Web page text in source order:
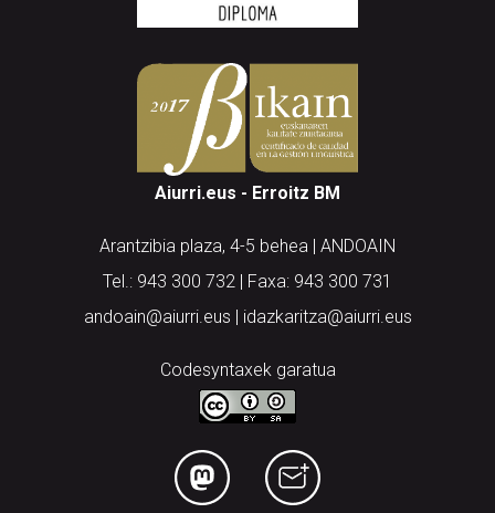
Aiurri.eus - Erroitz BM
Arantzibia plaza, 4-5 behea | ANDOAIN
Tel.: 943 300 732 | Faxa: 943 300 731
andoain@aiurri.eus | idazkaritza@aiurri.eus
Codesyntaxek garatua